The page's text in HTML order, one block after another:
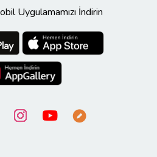
Uygulamamızı İndirin